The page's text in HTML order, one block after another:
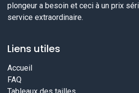
plongeur a besoin et ceci à un prix
service extraordinaire.
Liens utiles
Accueil
FAQ
Tableaux des tailles